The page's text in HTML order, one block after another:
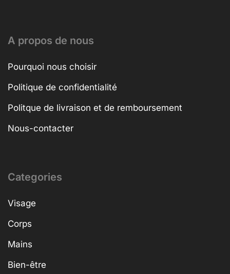
A propos de nous
Pourquoi nous choisir
Politique de confidentialité
Politque de livraison et de remboursement
Nous-contacter
Categories
Visage
Corps
Mains
Bien-être